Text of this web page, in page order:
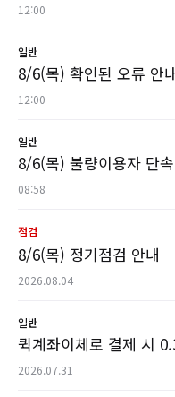
12:00
일반
8/6(목) 확인된 오류 안
12:00
일반
8/6(목) 불량이용자 단
08:58
점검
8/6(목) 정기점검 안내
2026.08.04
일반
퀵계좌이체로 결제 시
2026.07.31